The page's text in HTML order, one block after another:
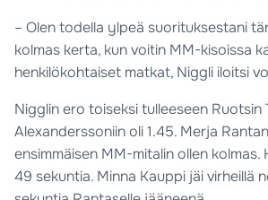
– Olen todella ylpeä suorituksestani
kolmas kerta, kun voitin MM-kisoissa
henkilökohtaiset matkat, Niggli iloitsi
Nigglin ero toiseksi tulleeseen Ruotsin
Alexanderssoniin oli 1.45. Merja
ensimmäisen MM-mitalin ollen kolmas.
49 sekuntia. Minna Kauppi jäi virheillä